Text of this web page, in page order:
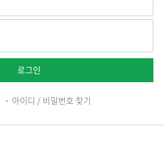
로그인
아이디 / 비밀번호 찾기